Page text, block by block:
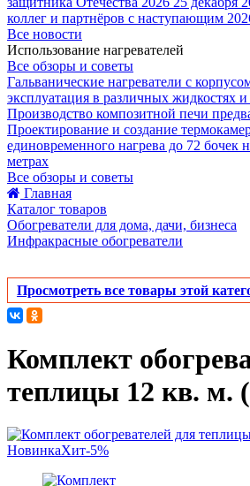
коллег и партнёров с наступающим
Все новости
Использование нагревателей
Все обзоры и советы
Гальванические нагреватели с
эксплуатация в различных жидкостях и
Производство композитной печи
Проектирование и создание
единовременного нагрева до 72 бочек
метрах
Все обзоры и советы
Главная
Каталог товаров
Обогреватели для дома, дачи, бизнеса
Инфракрасные обогреватели
Просмотреть все товары этой
Комплект
теплицы 12 кв. м.
НовинкаХит-5%